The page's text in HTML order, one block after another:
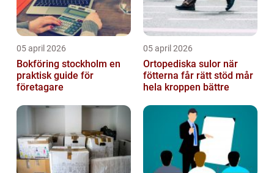
05 april 2026
Bokföring stockholm en
praktisk guide för
företagare
05 april 2026
Ortopediska sulor när
fötterna får rätt stöd mår
hela kroppen bättre